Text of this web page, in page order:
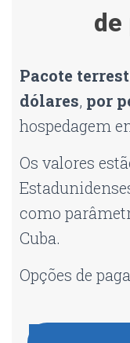
de
Pacote
dólares, por
hospedagem
Os valores
como
Cuba.
Opções de